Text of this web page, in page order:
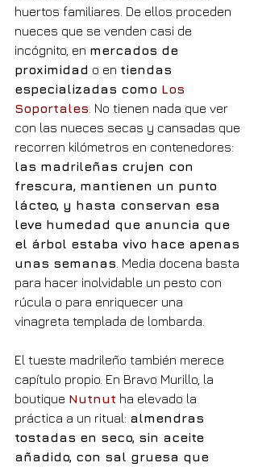
huertos familiares. De ellos proceden
nueces que se venden casi de
incógnito, en mercados de
proximidad o en tiendas
especializadas como Los
Soportales . No tienen nada que ver
con las nueces secas y cansadas que
recorren kilómetros en contenedores:
las madrileñas crujen con
frescura, mantienen un punto
lácteo, y hasta conservan esa
leve humedad que anuncia que
el árbol estaba vivo hace apenas
unas semanas . Media docena basta
para hacer inolvidable un pesto con
rúcula o para enriquecer una
vinagreta templada de lombarda.
El tueste madrileño también merece
capítulo propio. En Bravo Murillo, la
boutique Nutnut ha elevado la
práctica a un ritual: almendras
tostadas en seco, sin aceite
añadido, con sal gruesa que